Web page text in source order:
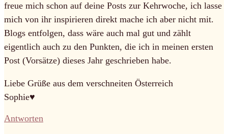
freue mich schon auf deine Posts zur Kehrwoche, ich lasse
mich von ihr inspirieren direkt mache ich aber nicht mit.
Blogs entfolgen, dass wäre auch mal gut und zählt
eigentlich auch zu den Punkten, die ich in meinen ersten
Post (Vorsätze) dieses Jahr geschrieben habe.
Liebe Grüße aus dem verschneiten Österreich
Sophie♥
Antworten